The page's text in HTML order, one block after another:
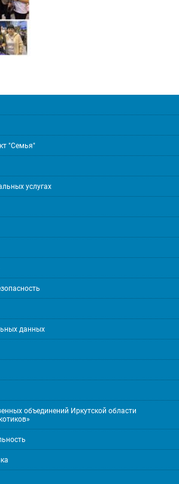
"Семья"
услугах
данных
объединений Иркутской области